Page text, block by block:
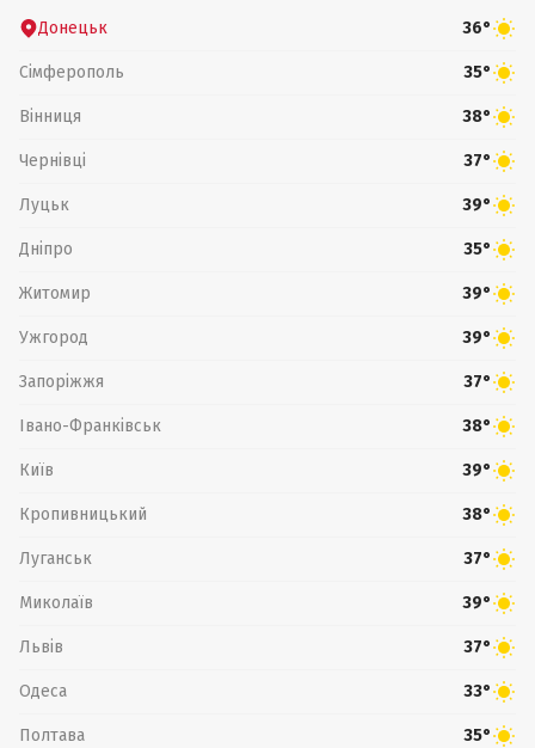
Донецьк 36°
Сімферополь 35°
Вінниця 38°
Чернівці 37°
Луцьк 39°
Дніпро 35°
Житомир 39°
Ужгород 39°
Запоріжжя 37°
Івано-Франківськ 38°
Київ 39°
Кропивницький 38°
Луганськ 37°
Миколаїв 39°
Львів 37°
Одеса 33°
Полтава 35°